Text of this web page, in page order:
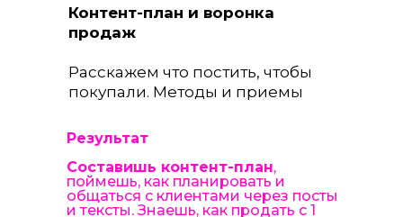
Контент-план и воронка
продаж
Расскажем что постить, чтобы
покупали. Методы и приемы
Результат
Составишь контент-план,
поймешь, как планировать и
общаться с клиентами через посты
и тексты. Знаешь, как продать с 1